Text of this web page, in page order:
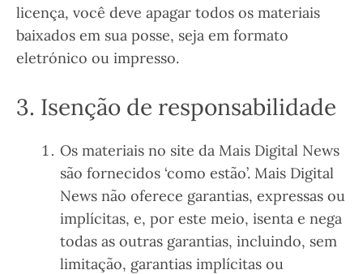
licença, você deve apagar todos os materiais
baixados em sua posse, seja em formato
eletrónico ou impresso.
3. Isenção de responsabilidade
Os materiais no site da Mais Digital News
são fornecidos ‘como estão’. Mais Digital
News não oferece garantias, expressas ou
implícitas, e, por este meio, isenta e nega
todas as outras garantias, incluindo, sem
limitação, garantias implícitas ou